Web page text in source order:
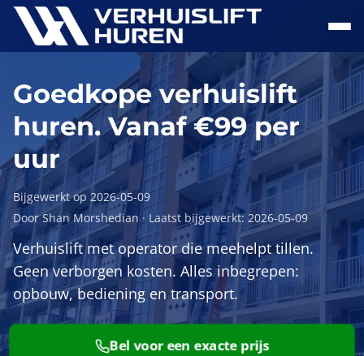
Naar hoofdinhoud
Goedkope verhuislift
huren. Vanaf €99 per
uur
Bijgewerkt op 2026-05-09
Door Shan Morshedian ·Laatst bijgewerkt: 2026-05-09
Verhuislift met operator die meehelpt tillen.
Geen verborgen kosten. Alles inbegrepen:
opbouw, bediening en transport.
Bel voor een exacte prijs